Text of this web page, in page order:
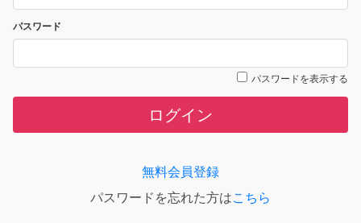
パスワード
パスワードを表示する
ログイン
無料会員登録
パスワードを忘れた方はこちら